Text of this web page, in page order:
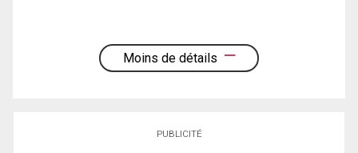
Moins de détails
PUBLICITÉ